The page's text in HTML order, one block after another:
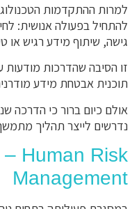
למרות ההתקדמות
להתחיל בפעולה אנושית:
גישה, שיתוף מידע רגיש או
זו הסיבה שהדרכות
תוכנית אבטחת מידע
אולם כיום ברור כי הדרכה
נדרשים לייצר תהליך
– Human Risk
Management